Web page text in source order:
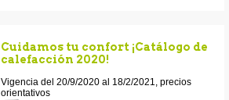
Cuidamos tu confort ¡Catálogo de
calefacción 2020!
Vigencia del 20/9/2020 al 18/2/2021, precios
orientativos